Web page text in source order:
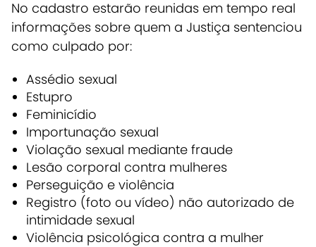
No cadastro estarão reunidas em tempo real
informações sobre quem a Justiça sentenciou
como culpado por:
Assédio sexual
Estupro
Feminicídio
Importunação sexual
Violação sexual mediante fraude
Lesão corporal contra mulheres
Perseguição e violência
Registro (foto ou vídeo) não autorizado de
intimidade sexual
Violência psicológica contra a mulher